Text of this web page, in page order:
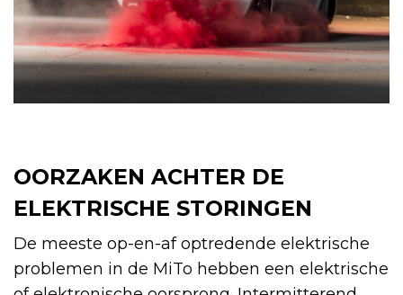
OORZAKEN ACHTER DE
ELEKTRISCHE STORINGEN
De meeste op-en-af optredende elektrische
problemen in de MiTo hebben een elektrische